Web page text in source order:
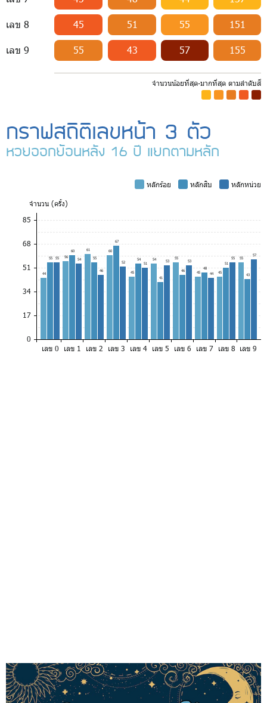
เลข 8 45 51 55 151
เลข 9 55 43 57 155
จำนวนน้อยที่สุด-มากที่สุด ตามลำดับสี
กราฟสถิติเลขหน้า 3 ตัว
หวยออกย้อนหลัง 16 ปี แยกตามหลัก
หลักร้อย หลักสิบ
หลักหน่วย
จำนวน (ครั้ง)
85
68
51
34
17
0
44
55 55 56
60
54
61
55
46
60
67
52
45
54
51
54
41
53
55
46
53
45
48
44
45
51
55 55
43
57
เลข 0 เลข 1 เลข 2 เลข 3 เลข 4 เลข 5 เลข 6 เลข 7 เลข 8 เลข 9